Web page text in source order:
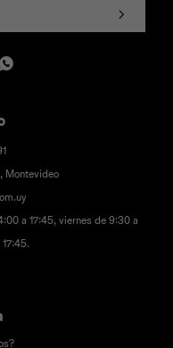
Montevideo
a 17:45, viernes de 9:30 a
